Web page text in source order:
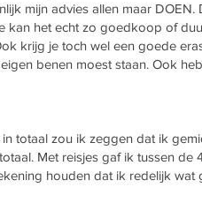
mijn advies allen maar
kan het echt zo goedkoop of
krijg je toch wel een goede
benen moest staan. Ook
totaal zou ik zeggen dat ik
Met reisjes gaf ik tussen
houden dat ik redelijk